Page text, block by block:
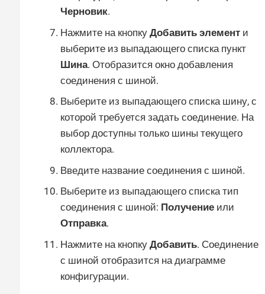
Черновик.
Нажмите на кнопку Добавить элемент и
выберите из выпадающего списка пункт
Шина. Отобразится окно добавления
соединения с шиной.
Выберите из выпадающего списка шину, с
которой требуется задать соединение. На
выбор доступны только шины текущего
коллектора.
Введите название соединения с шиной.
Выберите из выпадающего списка тип
соединения с шиной: Получение или
Отправка.
Нажмите на кнопку Добавить. Соединение
с шиной отобразится на диаграмме
конфигурации.